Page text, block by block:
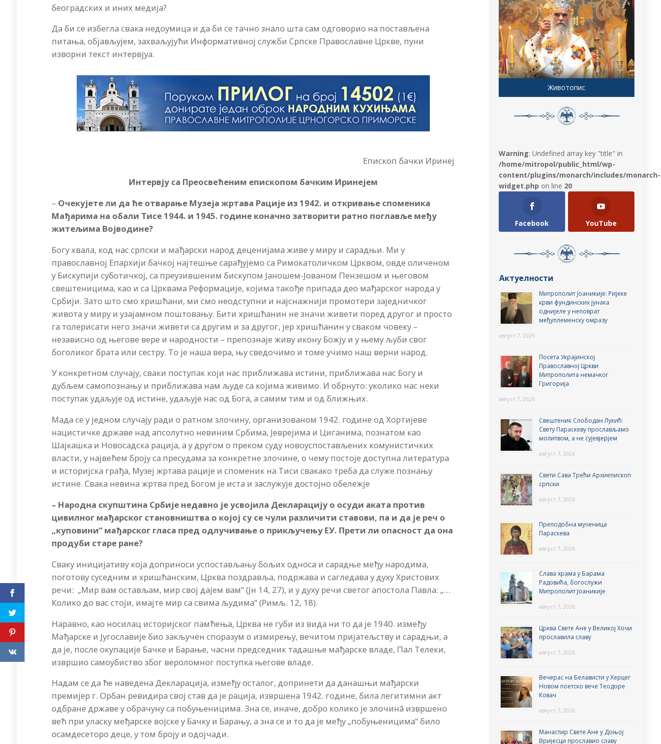
београдских и иних медија?
Да би се избегла свака недоумица и да би се тачно знало шта сам одговорио на постављена
питања, објављујем, захваљујући Информативној служби Српске Православне Цркве, пуни
изворни текст интервјуа.
Епископ бачки Иринеј
Интервју са Преосвећеним епископом бачким Иринејем
– Очекујете ли да ће отварање Музеја жртава Рације из 1942. и откривање споменика
Мађарима на обали Тисе 1944. и 1945. године коначно затворити ратно поглавље међу
житељима Војводине?
Богу хвала, код нас српски и мађарски народ деценијама живе у миру и сарадњи. Ми у
православној Епархији бачкој најтешње сарађујемо са Римокатоличком Црквом, овде оличеном
у Бискупији суботичкој, са преузившеним бискупом Јаношем-Јованом Пензешом и његовом
свештеницима, као и са Црквама Реформације, којима такође припада део мађарског народа у
Србији. Зато што смо хришћани, ми смо неодступни и најснажнији промотери заједничког
живота у миру и узајамном поштовању. Бити хришћанин не значи живети поред другог и просто
га толерисати него значи живети са другим и за другог, јер хришћанин у сваком човеку –
независно од његове вере и народности – препознаје живу икону Божју и у њему љуби свог
боголиког брата или сестру. То је наша вера, њу сведочимо и томе учимо наш верни народ.
У конкретном случају, сваки поступак који нас приближава истини, приближава нас Богу и
дубљем самопознању и приближава нам људе са којима живимо. И обрнуто: уколико нас неки
поступак удаљује од истине, удаљује нас од Бога, а самим тим и од ближњих.
Мада се у једном случају ради о ратном злочину, организованом 1942. године од Хортијеве
нацистичке државе над апсолутно невиним Србима, Јеврејима и Циганима, познатом као
Шајкашка и Новосадска рација, а у другом о преком суду новоуспостављених комунистичких
власти, у највећем броју са пресудама за конкретне злочине, о чему постоје доступна литература
и историјска грађа, Музеј жртава рације и споменик на Тиси свакако треба да служе познању
истине. Свака невина жртва пред Богом је иста и заслужује достојно обележје
– Народна скупштина Србије недавно је усвојила Декларацију о осуди аката против
цивилног мађарског становништва о којој су се чули различити ставови, па и да је реч о
„куповини“ мађарског гласа пред одлучивање о прикључењу ЕУ. Прети ли опасност да она
продуби старе ране?
Сваку иницијативу која доприноси успостављању бољих односа и сарадње међу народима,
поготову суседним и хришћанским, Црква поздравља, подржава и сагледава у духу Христових
речи: „Мир вам остављам, мир свој дајем вам“ (Јн 14, 27), и у духу речи светог апостола Павла: „…
Колико до вас стоји, имајте мир са свима људима“ (Римљ. 12, 18).
Наравно, као носилац историјског памћења, Црква не губи из вида ни то да је 1940. између
Мађарске и Југославије био закључен споразум о измирењу, вечитом пријатељству и сарадњи, а
да је, после окупације Бачке и Барање, часни председник тадашње мађарске владе, Пал Телеки,
извршио самоубиство због вероломног поступка његове владе.
Надам се да ће наведена Декларација, између осталог, допринети да данашњи мађарски
премијер г. Орбан ревидира свој став да је рација, извршена 1942. године, била легитимни акт
одбране државе у обрачуну са побуњеницима. Зна се, иначе, добро колико је злочинâ извршено
већ при уласку међарске војске у Бачку и Барању, а зна се и то да је међу „побуњеницима“ било
осамдесеторо деце, у том броју и одојчади.
Животопис
Warning: Undefined array key "title" in
/home/mitropol/public_html/wp-
content/plugins/monarch/includes/monarch-
widget.php on line 20
Facebook YouTube
Актуелности
Митрополит Јоаникије: Ријеке
крви фундинских јунака
однијеле у неповрат
међуплеменску омразу
август 7, 2026
Посета Украјинској
Православној Цркви
Митрополита немачког
Григорија
август 7, 2026
Свештеник Слободан Лукић:
Свету Параскеву прослављамо
молитвом, а не сујевјерјем
август 7, 2026
Свети Сава Трећи Архиепископ
српски
август 7, 2026
Преподобна мученица
Параскева
август 7, 2026
Слава храма у Барама
Радовића, богослужи
Митрополит Јоаникије
август 7, 2026
Црква Свете Ане у Великој Хочи
прославила славу
август 7, 2026
Вечерас на Белависти у Херцег
Новом поетско вече Теодоре
Ковач
август 7, 2026
Манастир Свете Ане у Доњој
Вријесци прославио славу